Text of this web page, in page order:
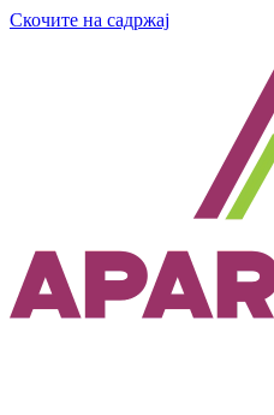
Скочите на садржај